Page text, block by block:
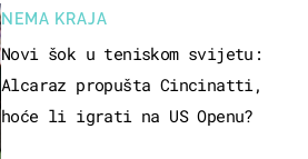
NEMA KRAJA
Novi šok u teniskom svijetu:
Alcaraz propušta Cincinatti,
hoće li igrati na US Openu?